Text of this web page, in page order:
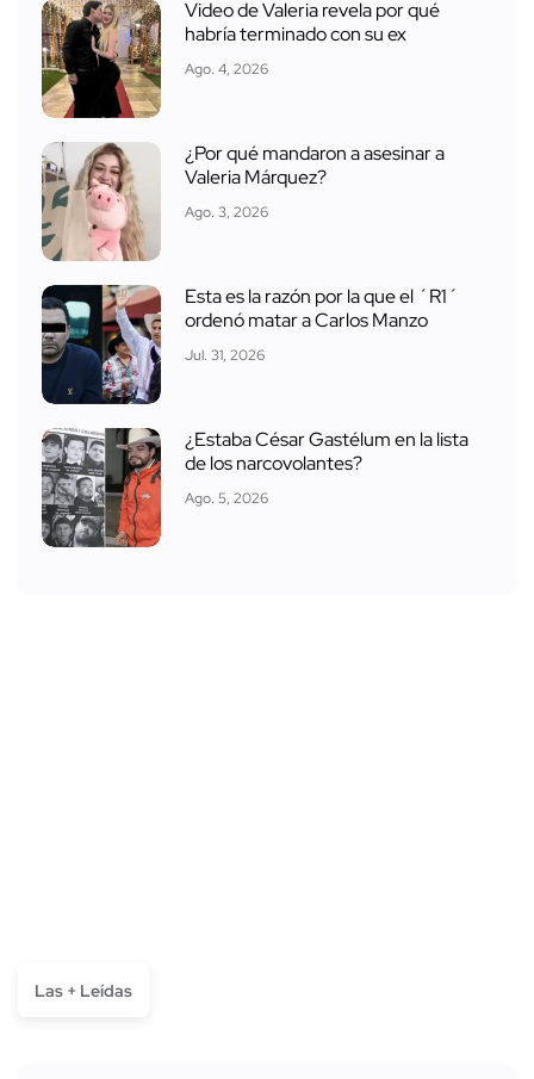
Video de Valeria revela por qué
habría terminado con su ex
Ago. 4, 2026
¿Por qué mandaron a asesinar a
Valeria Márquez?
Ago. 3, 2026
Esta es la razón por la que el ´R1´
ordenó matar a Carlos Manzo
Jul. 31, 2026
¿Estaba César Gastélum en la lista
de los narcovolantes?
Ago. 5, 2026
Las + Leídas